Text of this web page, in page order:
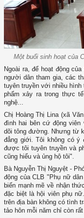
Một buổi sinh hoạt của
Ngoài ra, để hoạt động
người dân tham gia, các
tuyên truyền với nhiều
phẩm xảy ra trong thực
nghệ...
Chị Hoàng Thị Lina (xã
đình hai bên cứ động
dõi tông đường. Nhưng từ
đẳng giới. Tôi không có ý
được tôi tuyên truyền và
cũng hiểu và ủng hộ tôi".
Bà Nguyễn Thị Nguyệt -
động của CLB "Phụ nữ
biến mạnh mẽ về nhận
đặc biệt là hội viên phụ
trên địa bàn không có tình
tảo hôn mỗi năm chỉ còn rất